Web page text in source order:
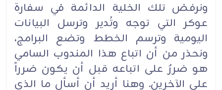
ونرفض تلك الخلية الدائمة في سفارة
عوكر التي توجه وتُدير وترسل البيانات
اليومية وترسم الخطط وتضع البرامج،
ونحذر من أن اتباع هذا المندوب السامي
هو ضررٌ على اتباعه قبل أن يكون ضرراً
على الآخرين. وهنا أريد أن أسأل ما الذي